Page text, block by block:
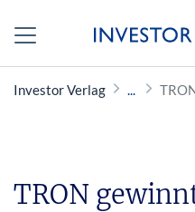
Investor Verlag
TRON